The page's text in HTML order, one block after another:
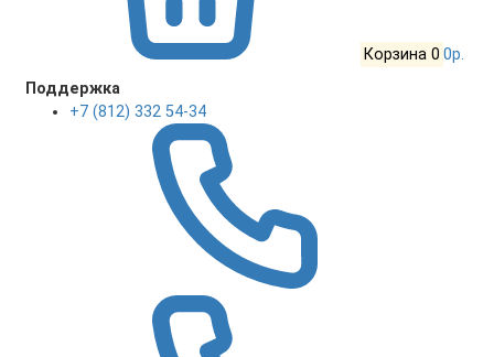
Корзина 0 0р.
Поддержка
+7 (812) 332 54-34